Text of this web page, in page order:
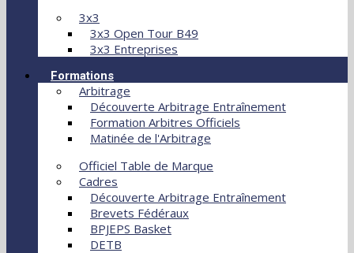
3x3
3x3 Open Tour B49
3x3 Entreprises
Formations
Arbitrage
Découverte Arbitrage Entraînement
Formation Arbitres Officiels
Matinée de l'Arbitrage
Officiel Table de Marque
Cadres
Découverte Arbitrage Entraînement
Brevets Fédéraux
BPJEPS Basket
DETB